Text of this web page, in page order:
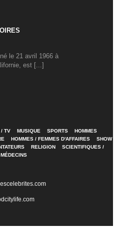
le 21 avril 1966 à
est [...]
/ TV MUSIQUE SPORTS
HOMMES
HOMMES / FEMMES D'AFFAIRES
SHOW
RELIGION
SCIENTIFIQUES /
MÉDECINS